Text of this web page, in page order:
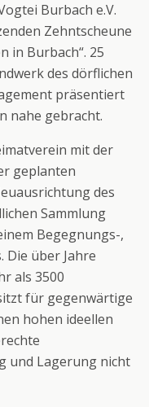
Burbach e.V.
Zehntscheune
in Burbach“. 25
des dörflichen
präsentiert
nahe gebracht.
mit der
geplanten
des
Sammlung
Begegnungs-,
Die über Jahre
als 3500
für gegenwärtige
hohen ideellen
und Lagerung nicht